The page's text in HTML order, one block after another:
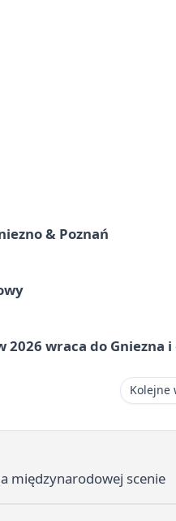
& Poznań
2026 wraca do Gniezna
Kolejne
międzynarodowej scenie